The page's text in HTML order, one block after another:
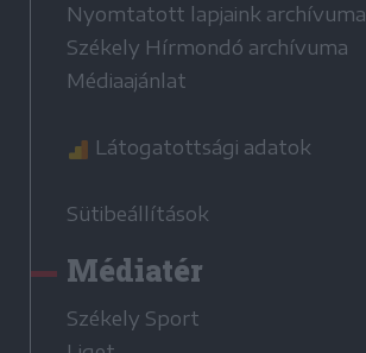
Nyomtatott lapjaink archívuma
Székely Hírmondó archívuma
Médiaajánlat
Látogatottsági adatok
Sütibeállítások
Médiatér
Székely Sport